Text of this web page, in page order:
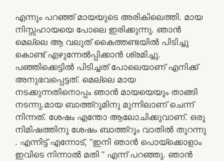
എന്നും പറഞ്ഞ് മായയുടെ അരികിലെത്തി. മായ
നിസ്സഹായയെ പോലെ ഇരിക്കുന്നു. ഞാൻ
മെല്ലെ ആ വലുത് കൈത്തണ്ടയിൽ പിടിച്ചു
കൊണ്ട് എഴുന്നേൽപ്പിക്കാൻ ശ്രമിച്ചു.
പഞ്ഞിക്കെട്ടിൽ പിടിച്ചത് പോലെയാണ് എനിക്ക്
അനുഭവപ്പെട്ടത്. മെല്ലെ മായ
നടക്കുന്നതിനൊപ്പം ഞാൻ മായയെയും താങ്ങി
നടന്നു.മായ ബാത്ത്റൂമിനു മുന്നിലാണ് ചെന്ന്
നിന്നത്. ശേഷം എന്തോ ആലോചിക്കുവാണ്. ഒരു
നിമിഷത്തിനു ശേഷം ബാത്ത്റൂം വാതിൽ തുറന്നു
. എന്നിട്ട് എന്നോട്, “ഇനി ഞാൻ പൊയ്ക്കൊളാം
ഇവിടെ നിന്നാൽ മതി ” എന്ന് പറഞ്ഞു. ഞാൻ